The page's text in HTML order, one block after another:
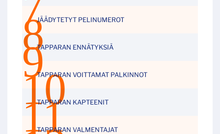
JÄÄDYTETYT PELINUMEROT
TAPPARAN ENNÄTYKSIÄ
TAPPARAN VOITTAMAT PALKINNOT
TAPPARAN KAPTEENIT
TAPPARAN VALMENTAJAT